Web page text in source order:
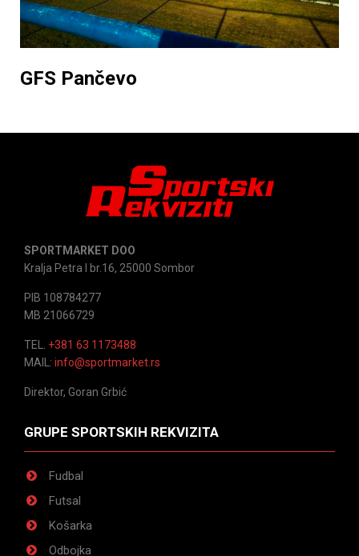
GFS Pančevo
SPORTMARKET DOO
Kralja Petra I br.16, 25000 Sombor
PIB 108784277
MB 21066729
TEL. +381 63 1173488
MAIL: info@sportmarket.rs
Direktor, Goran Grbić
GRUPE SPORTSKIH REKVIZITA
Fudbal
Futsal
Košarka
Odbojka